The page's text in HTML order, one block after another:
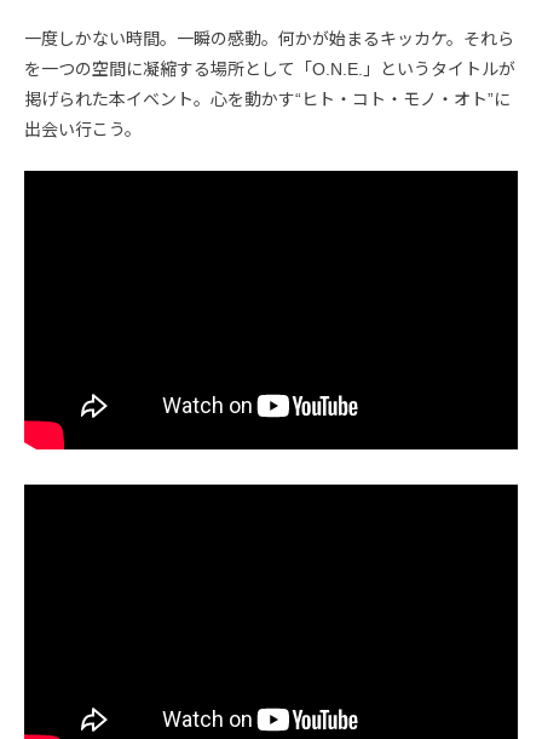
一度しかない時間。一瞬の感動。何かが始まるキッカケ。それら
を一つの空間に凝縮する場所として「O.N.E.」というタイトルが
掲げられた本イベント。心を動かす“ヒト・コト・モノ・オト”に
出会い行こう。